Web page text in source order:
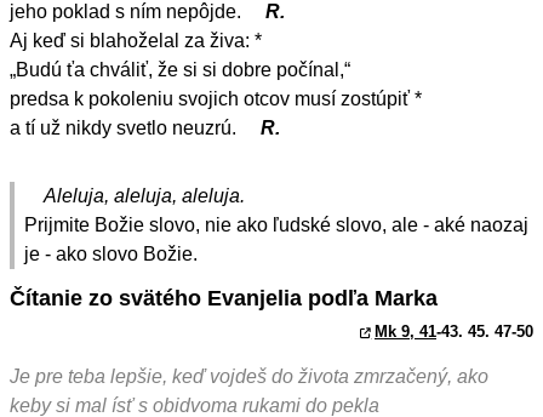
jeho poklad s ním nepôjde.
R.
Aj keď si blahoželal za živa: *
„Budú ťa chváliť, že si si dobre počínal,“
predsa k pokoleniu svojich otcov musí zostúpiť *
a tí už nikdy svetlo neuzrú.
R.
Aleluja, aleluja, aleluja.
Prijmite Božie slovo, nie ako ľudské slovo, ale - aké naozaj
je - ako slovo Božie.
Čítanie zo svätého Evanjelia podľa Marka
Mk 9, 41-43. 45. 47-50
Je pre teba lepšie, keď vojdeš do života zmrzačený, ako
keby si mal ísť s obidvoma rukami do pekla